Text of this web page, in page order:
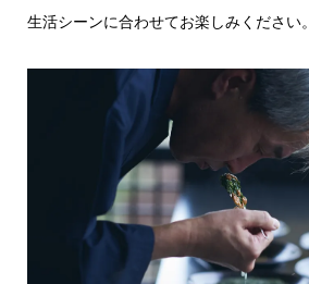
生活シーンに合わせてお楽しみください。